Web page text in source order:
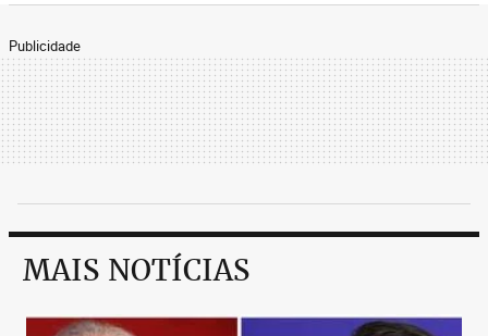
Publicidade
MAIS NOTÍCIAS